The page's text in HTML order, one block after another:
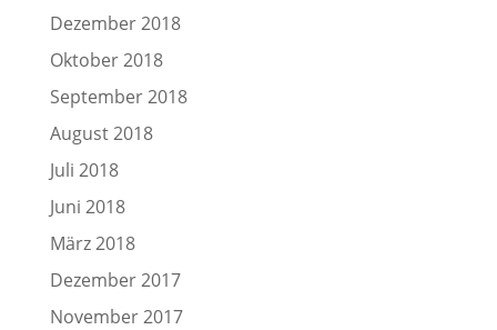
Dezember 2018
Oktober 2018
September 2018
August 2018
Juli 2018
Juni 2018
März 2018
Dezember 2017
November 2017